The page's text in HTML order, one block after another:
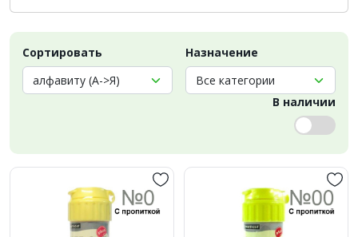
Сортировать Назначение
В наличии